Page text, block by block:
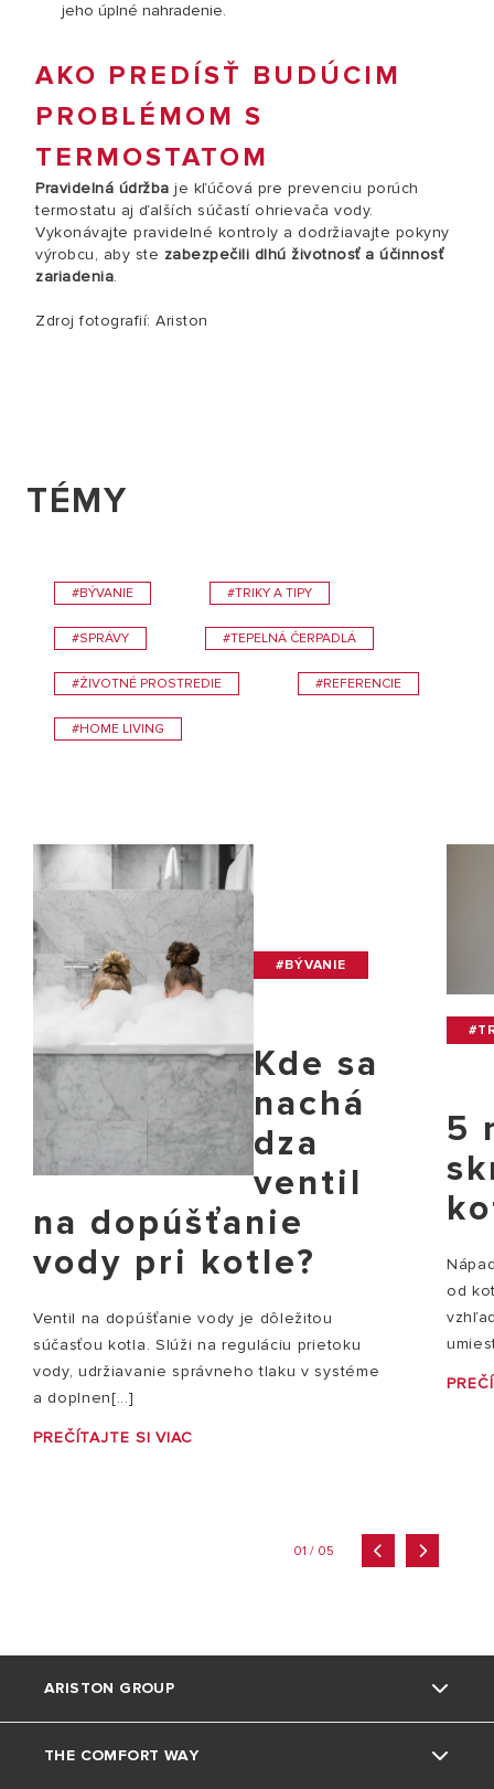
jeho úplné nahradenie.
AKO PREDÍSŤ BUDÚCIM
PROBLÉMOM S
TERMOSTATOM
Pravidelná údržba je kľúčová pre prevenciu porúch
termostatu aj ďalších súčastí ohrievača vody.
Vykonávajte pravidelné kontroly a dodržiavajte pokyny
výrobcu, aby ste zabezpečili dlhú životnosť a účinnosť
zariadenia.
Zdroj fotografií: Ariston
TÉMY
#BÝVANIE #TRIKY A TIPY
#SPRÁVY #TEPELNÁ ČERPADLÁ
#ŽIVOTNÉ PROSTREDIE #REFERENCIE
#HOME LIVING
#BÝVANIE
Kde sa
nachá
dza
ventil
na dopúšťanie
vody pri kotle?
Ventil na dopúšťanie vody je dôležitou
súčasťou kotla. Slúži na reguláciu prietoku
vody, udržiavanie správneho tlaku v systéme
a doplnen[...]
PREČÍTAJTE SI VIAC
5
od
01 / 05
ARISTON GROUP
Kto sme
THE COMFORT WAY